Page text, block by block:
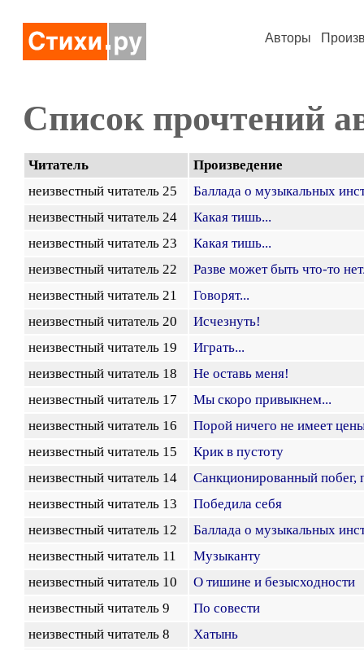
Авторы
Список прочтений
Читатель
Произведение
неизвестный читатель 25
Баллада о музыкальных
неизвестный читатель 24
Какая тишь...
неизвестный читатель 23
Какая тишь...
неизвестный читатель 22
Разве может быть что-то
неизвестный читатель 21
Говорят...
неизвестный читатель 20
Исчезнуть!
неизвестный читатель 19
Играть...
неизвестный читатель 18
Не оставь меня!
неизвестный читатель 17
Мы скоро привыкнем...
неизвестный читатель 16
Порой ничего не имеет
неизвестный читатель 15
Крик в пустоту
неизвестный читатель 14
Санкционированный побег,
неизвестный читатель 13
Победила себя
неизвестный читатель 12
Баллада о музыкальных
неизвестный читатель 11
Музыканту
неизвестный читатель 10
О тишине и безысходности
неизвестный читатель 9
По совести
неизвестный читатель 8
Хатынь